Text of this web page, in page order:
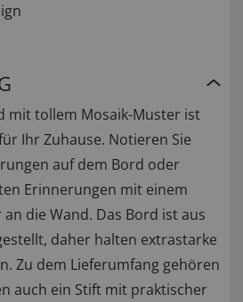
mit tollem Mosaik-Muster ist
Ihr Zuhause. Notieren Sie
auf dem Bord oder
Erinnerungen mit einem
die Wand. Das Bord ist aus
daher halten extrastarke
Zu dem Lieferumfang gehören
auch ein Stift mit praktischer